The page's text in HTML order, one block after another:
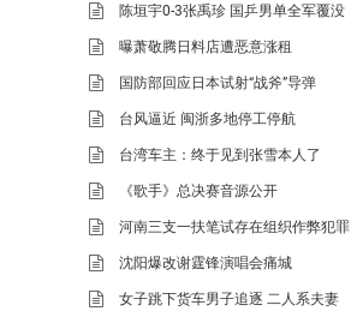
陈垣宇0-3张禹珍 国乒男单全军覆没
曝萧敬腾日料店遭恶意涨租
国防部回应日本试射“战斧”导弹
台风逼近 闽浙多地停工停航
台湾车主：终于见到张雪本人了
《歌手》总决赛音源公开
河南三支一扶笔试存在组织作弊犯罪
沈阳爆改谢霆锋演唱会痛城
女子跳下货车男子追逐 二人系夫妻